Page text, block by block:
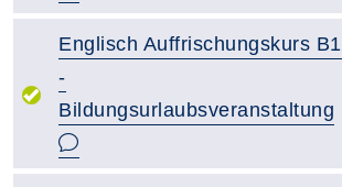
Englisch Auffrischungskurs B1
-
Bildungsurlaubsveranstaltung